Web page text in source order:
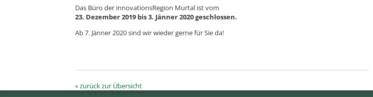
Das Büro der innovationsRegion Murtal ist vom
23. Dezember 2019 bis 3. Jänner 2020 geschlossen.
Ab 7. Jänner 2020 sind wir wieder gerne für Sie da!
« zurück zur Übersicht